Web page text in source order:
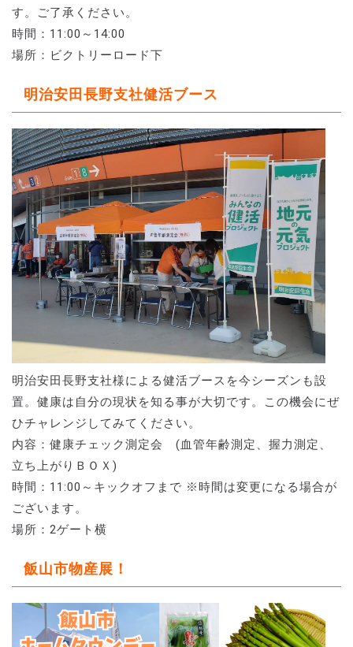
す。ご了承ください。
時間：11:00～14:00
場所：ビクトリーロード下
明治安田長野支社健活ブース
明治安田長野支社様による健活ブースを今シーズンも設
置。健康は自分の現状を知る事が大切です。この機会にぜ
ひチャレンジしてみてください。
内容：健康チェック測定会 (血管年齢測定、握力測定、
立ち上がりＢＯＸ)
時間：11:00～キックオフまで ※時間は変更になる場合が
ございます。
場所：2ゲート横
飯山市物産展！